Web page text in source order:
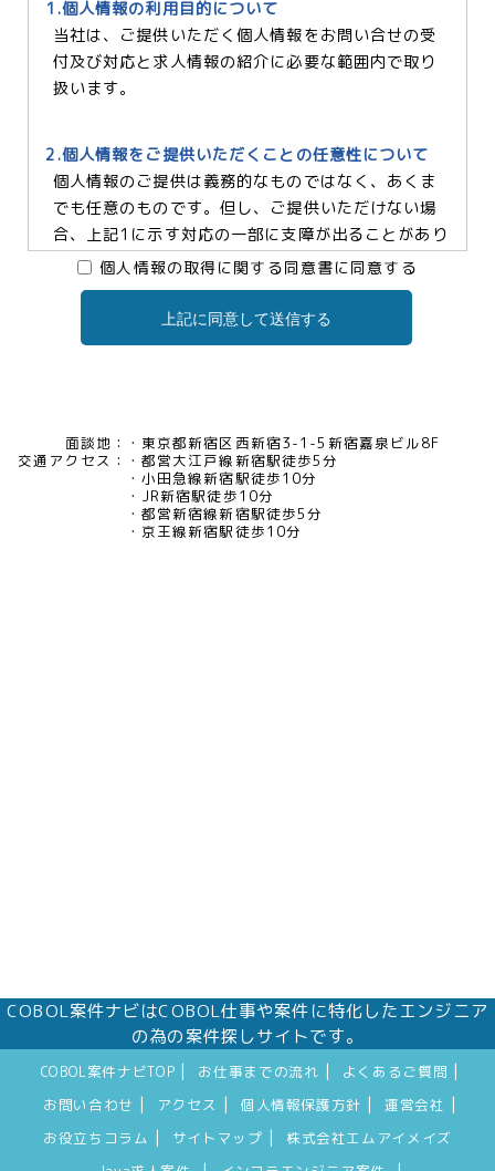
1.個人情報の利用目的について
当社は、ご提供いただく個人情報をお問い合せの受
付及び対応と求人情報の紹介に必要な範囲内で取り
扱います。
2.個人情報をご提供いただくことの任意性について
個人情報のご提供は義務的なものではなく、あくま
でも任意のものです。但し、ご提供いただけない場
合、上記1に示す対応の一部に支障が出ることがあり
ますので、予めご了承ください。
3.個人情報の提供及び委託について
4.個人情報の開示等について
当社は、お客様本人から保有個人データについて利
用目的の通知、開示、内容の訂正・追加・削除、利
個人情報の取得に関する同意書に同意する
上記に同意して送信する
面談地：
東京都新宿区西新宿3-1-5新宿嘉泉ビル8F
交通アクセス：
都営大江戸線新宿駅徒歩5分
小田急線新宿駅徒歩10分
JR新宿駅徒歩10分
都営新宿線新宿駅徒歩5分
京王線新宿駅徒歩10分
COBOL案件ナビはCOBOL仕事や案件に特化したエンジニア
の為の案件探しサイトです。
COBOL案件ナビTOP お仕事までの流れ よくあるご質問
お問い合わせ アクセス 個人情報保護方針 運営会社
お役立ちコラム サイトマップ
株式会社エムアイメイズ